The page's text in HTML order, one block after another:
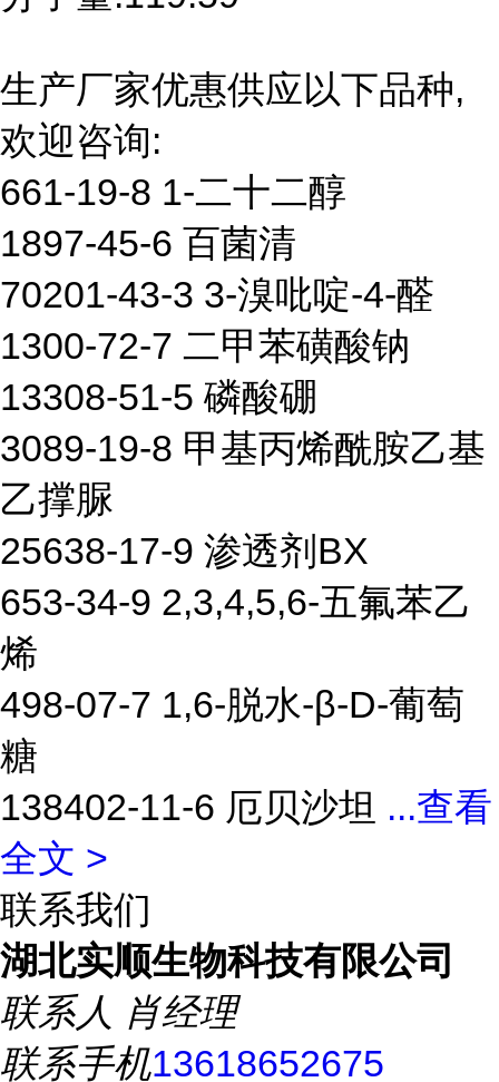
生产厂家优惠供应以下品种,
欢迎咨询:
661-19-8 1-二十二醇
1897-45-6 百菌清
70201-43-3 3-溴吡啶-4-醛
1300-72-7 二甲苯磺酸钠
13308-51-5 磷酸硼
3089-19-8 甲基丙烯酰胺乙基
乙撑脲
25638-17-9 渗透剂BX
653-34-9 2,3,4,5,6-五氟苯乙
烯
498-07-7 1,6-脱水-β-D-葡萄
糖
138402-11-6 厄贝沙坦 ...查看
全文 >
联系我们
湖北实顺生物科技有限公司
联系人 肖经理
联系手机13618652675